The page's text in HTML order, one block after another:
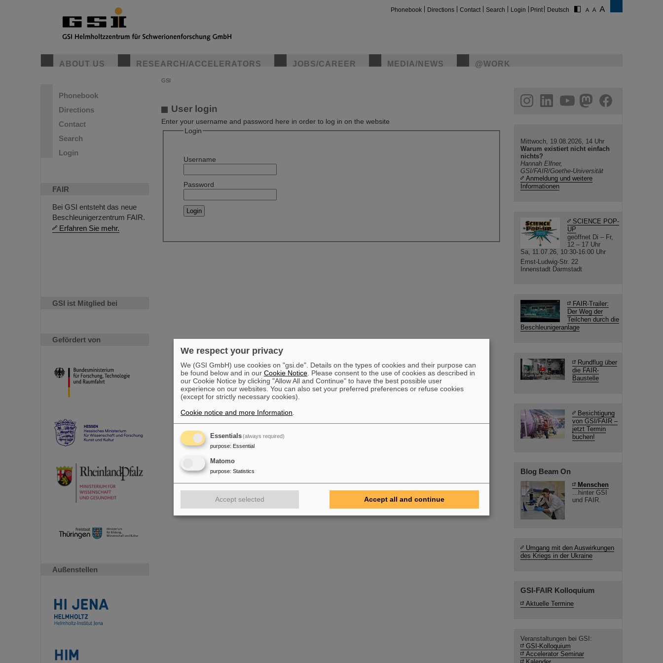
Phonebook Directions Contact Search Login Print Deutsch
ABOUT US RESEARCH/ACCELERATORS JOBS/CAREER MEDIA/NEWS @WORK
Phonebook
Directions
Contact
Search
Login
FAIR
Bei GSI entsteht das neue
Beschleunigerzentrum FAIR.
Erfahren Sie mehr.
GSI ist Mitglied bei
Gefördert von
Außenstellen
GSI
User login
Enter your username and password here in order to log in on the website
Login
Username
Password
helmholtz.social
facebook
Mittwoch, 19.08.2026, 14 Uhr
Warum existiert nicht einfach
nichts?
Hannah Elfner,
GSI/FAIR/Goethe-Universität
Anmeldung und weitere
Informationen
SCIENCE POP-
UP
geöffnet Di – Fr,
12 – 17 Uhr
Sa, 11.07.26, 10:30-16:00 Uhr
Ernst-Ludwig-Str. 22
Innenstadt Darmstadt
FAIR-Trailer:
Der Weg der
Teilchen durch die
Beschleunigeranlage
Rundflug über
die FAIR-
Baustelle
Besichtigung
von GSI/FAIR –
jetzt Termin
buchen!
Blog Beam On
Menschen
...hinter GSI
und FAIR.
Umgang mit den Auswirkungen
des Kriegs in der Ukraine
GSI-FAIR Kolloquium
Aktuelle Termine
Veranstaltungen bei GSI:
GSI-Kolloquium
Accelerator Seminar
We respect your privacy
We (GSI GmbH) use cookies on "gsi.de". Details on the types of cookies and their purpose can
be found below and in our Cookie Notice . Please consent to the use of cookies as described in
our Cookie Notice by clicking "Allow All and Continue" to have the best possible user
experience on our websites. You can also set your preferred preferences or refuse cookies
(except for strictly necessary cookies).
Cookie notice and more Information
Essentials(always required)
purpose: Essential
Matomo
purpose: Statistics
Accept selected Accept all and continue